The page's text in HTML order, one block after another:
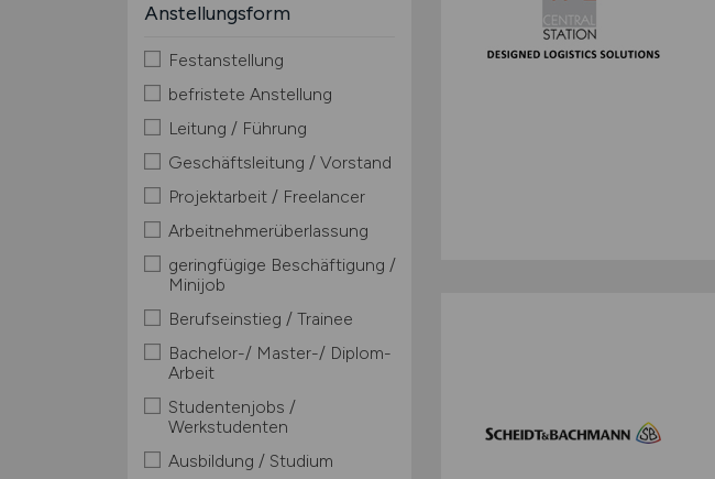
Anstellungsform
Festanstellung
befristete Anstellung
Leitung / Führung
Geschäftsleitung / Vorstand
Projektarbeit / Freelancer
Arbeitnehmerüberlassung
geringfügige Beschäftigung /
Minijob
Berufseinstieg / Trainee
Bachelor-/ Master-/ Diplom-
Arbeit
Studentenjobs /
Werkstudenten
Ausbildung / Studium